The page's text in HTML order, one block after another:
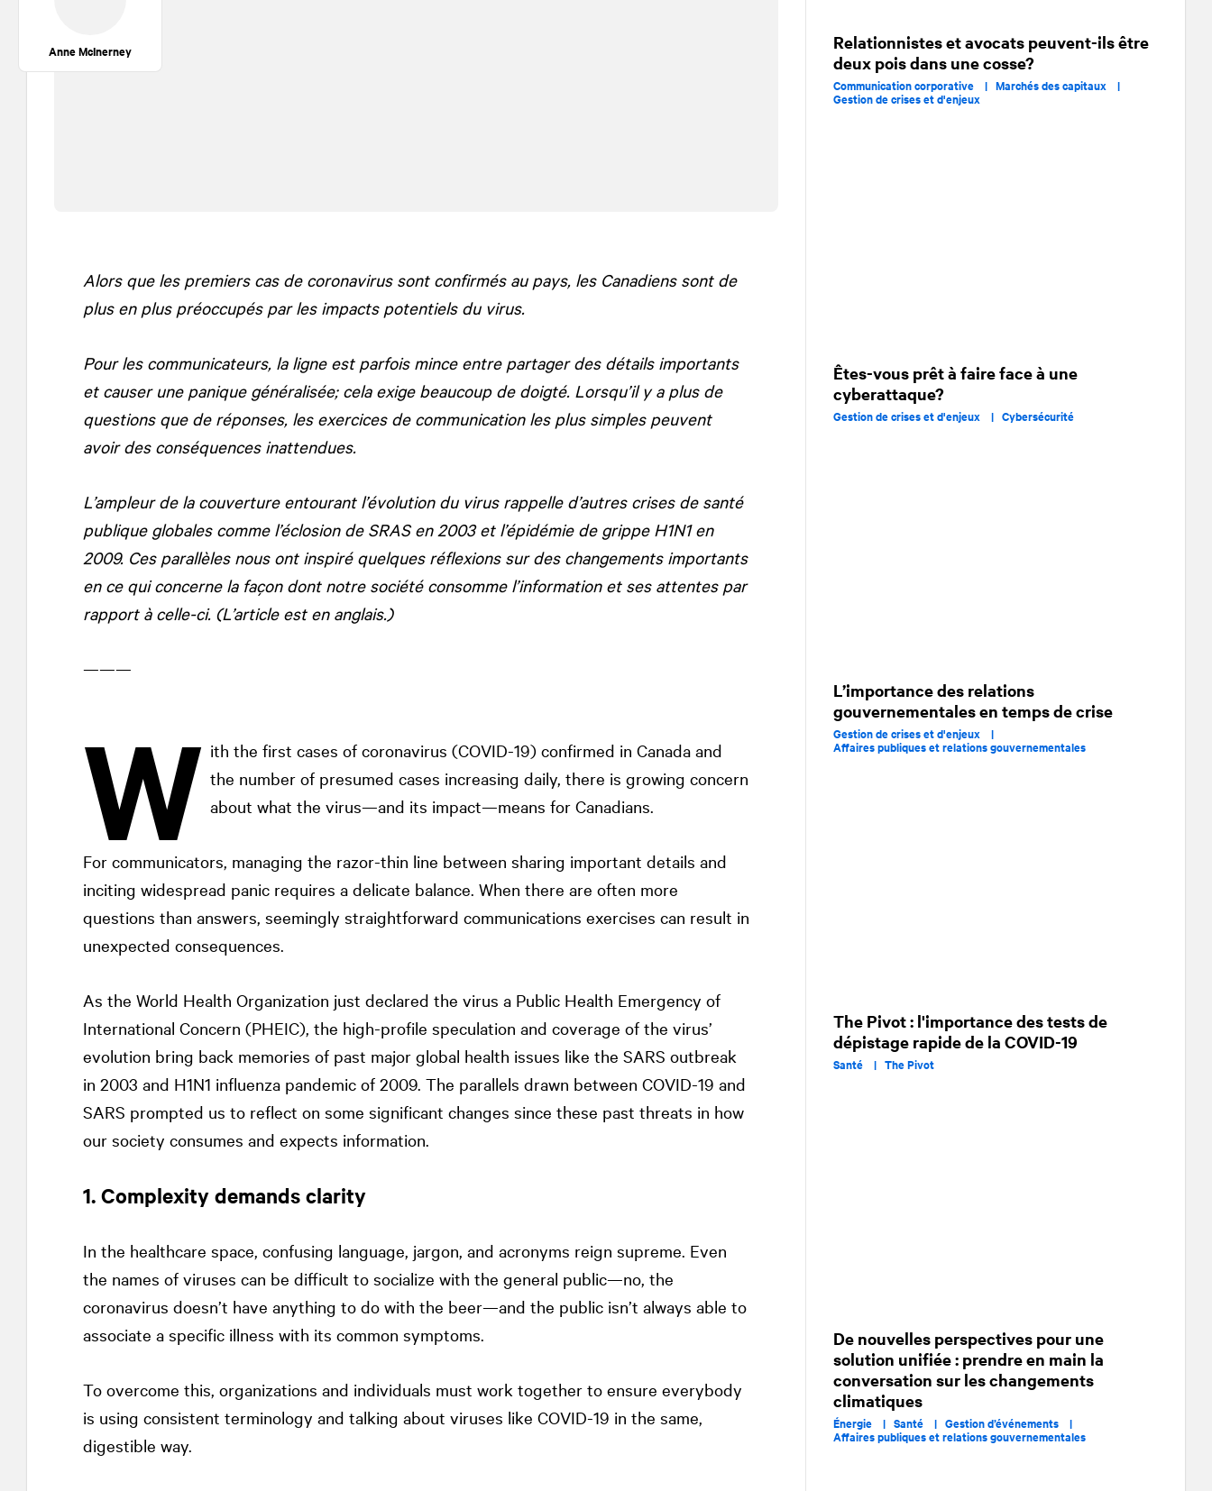
Anne McInerney
Alors que les premiers cas de coronavirus sont confirmés au pays, les Canadiens sont de
plus en plus préoccupés par les impacts potentiels du virus.
Pour les communicateurs, la ligne est parfois mince entre partager des détails importants
et causer une panique généralisée; cela exige beaucoup de doigté. Lorsqu’il y a plus de
questions que de réponses, les exercices de communication les plus simples peuvent
avoir des conséquences inattendues.
L’ampleur de la couverture entourant l’évolution du virus rappelle d’autres crises de santé
publique globales comme l’éclosion de SRAS en 2003 et l’épidémie de grippe H1N1 en
2009. Ces parallèles nous ont inspiré quelques réflexions sur des changements importants
en ce qui concerne la façon dont notre société consomme l’information et ses attentes par
rapport à celle-ci. (L’article est en anglais.)
———
W ith the first cases of coronavirus (COVID-19) confirmed in Canada and
the number of presumed cases increasing daily, there is growing concern
about what the virus—and its impact—means for Canadians.
For communicators, managing the razor-thin line between sharing important details and
inciting widespread panic requires a delicate balance. When there are often more
questions than answers, seemingly straightforward communications exercises can result in
unexpected consequences.
As the World Health Organization just declared the virus a Public Health Emergency of
International Concern (PHEIC), the high-profile speculation and coverage of the virus’
evolution bring back memories of past major global health issues like the SARS outbreak
in 2003 and H1N1 influenza pandemic of 2009. The parallels drawn between COVID-19 and
SARS prompted us to reflect on some significant changes since these past threats in how
our society consumes and expects information.
1. Complexity demands clarity
In the healthcare space, confusing language, jargon, and acronyms reign supreme. Even
the names of viruses can be difficult to socialize with the general public—no, the
coronavirus doesn’t have anything to do with the beer—and the public isn’t always able to
associate a specific illness with its common symptoms.
To overcome this, organizations and individuals must work together to ensure everybody
is using consistent terminology and talking about viruses like COVID-19 in the same,
digestible way.
Relationnistes et avocats peuvent-ils être
deux pois dans une cosse?
Communication corporative | Marchés des capitaux |
Gestion de crises et d'enjeux
Êtes-vous prêt à faire face à une
cyberattaque?
Gestion de crises et d'enjeux | Cybersécurité
L’importance des relations
gouvernementales en temps de crise
Gestion de crises et d'enjeux |
Affaires publiques et relations gouvernementales
The Pivot : l'importance des tests de
dépistage rapide de la COVID-19
Santé | The Pivot
De nouvelles perspectives pour une
solution unifiée : prendre en main la
conversation sur les changements
climatiques
Énergie | Santé | Gestion d’événements |
Affaires publiques et relations gouvernementales